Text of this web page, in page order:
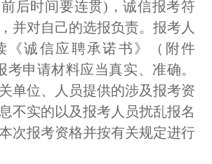
后时间要连贯)，诚信报考符
并对自己的选报负责。报考人
《诚信应聘承诺书》（附件
考申请材料应当真实、准确。
单位、人员提供的涉及报考资
不实的以及报考人员扰乱报名
次报考资格并按有关规定进行